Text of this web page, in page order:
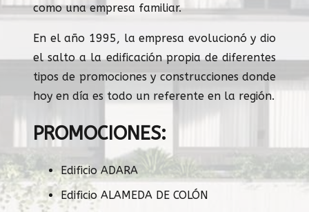
como una empresa familiar.
En el año 1995, la empresa evolucionó y dio
el salto a la edificación propia de diferentes
tipos de promociones y construcciones donde
hoy en día es todo un referente en la región.
PROMOCIONES:
Edificio ADARA
Edificio ALAMEDA DE COLÓN